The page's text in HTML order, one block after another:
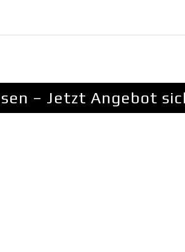
– Jetzt Angebot